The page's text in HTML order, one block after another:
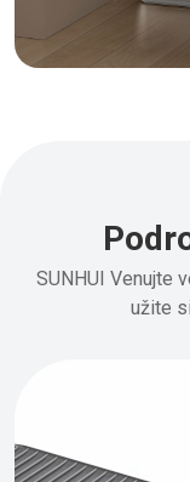
SUNHUI Venujte
užite